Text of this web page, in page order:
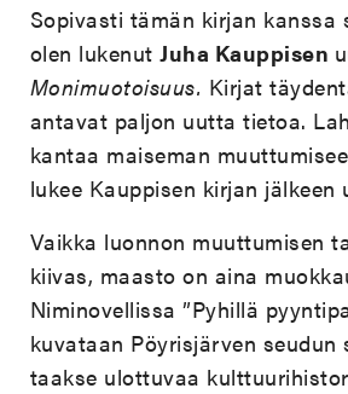
Sopivasti tämän kirjan kanssa
olen lukenutJuha Kauppisen
Monimuotoisuus. Kirjat
antavat paljon uutta tietoa.
kantaa maiseman
lukee Kauppisen kirjan jälkeen
Vaikka luonnon muuttumisen
kiivas, maasto on aina
Niminovellissa ”Pyhillä
kuvataan Pöyrisjärven seudun
taakse ulottuvaa